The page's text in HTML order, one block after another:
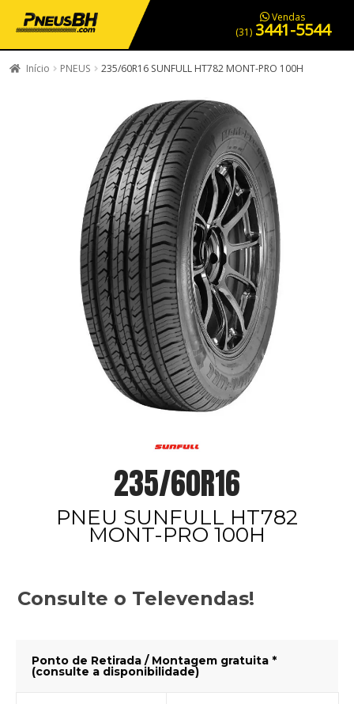
PNEUS EM OFERTA SERVIÇOS AUTOMOTIVOS NOSSA LOJA
Vendas
(31) 3441-5544
Início PNEUS 235/60R16 SUNFULL HT782 MONT-PRO 100H
235/60R16
PNEU SUNFULL HT782
MONT-PRO 100H
Consulte o Televendas!
Ponto de Retirada / Montagem gratuita *
(consulte a disponibilidade)